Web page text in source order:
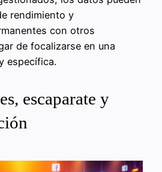
rendimiento y
con otros
de focalizarse en una
específica.
escaparate y